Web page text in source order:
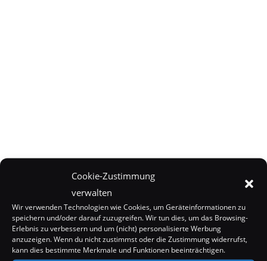
Cookie-Zustimmung
verwalten
Wir verwenden Technologien wie Cookies, um Geräteinformationen zu
speichern und/oder darauf zuzugreifen. Wir tun dies, um das Browsing-
Erlebnis zu verbessern und um (nicht) personalisierte Werbung
anzuzeigen. Wenn du nicht zustimmst oder die Zustimmung widerrufst,
kann dies bestimmte Merkmale und Funktionen beeinträchtigen.